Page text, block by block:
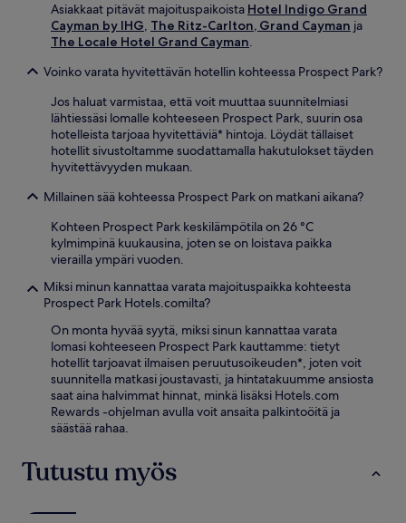
Asiakkaat pitävät majoituspaikoista Hotel Indigo Grand
Cayman by IHG, The Ritz-Carlton, Grand Cayman ja
The Locale Hotel Grand Cayman.
Voinko varata hyvitettävän hotellin kohteessa Prospect Park?
Jos haluat varmistaa, että voit muuttaa suunnitelmiasi
lähtiessäsi lomalle kohteeseen Prospect Park, suurin osa
hotelleista tarjoaa hyvitettäviä* hintoja. Löydät tällaiset
hotellit sivustoltamme suodattamalla hakutulokset täyden
hyvitettävyyden mukaan.
Millainen sää kohteessa Prospect Park on matkani aikana?
Kohteen Prospect Park keskilämpötila on 26 °C
kylmimpinä kuukausina, joten se on loistava paikka
vierailla ympäri vuoden.
Miksi minun kannattaa varata majoituspaikka kohteesta
Prospect Park Hotels.comilta?
On monta hyvää syytä, miksi sinun kannattaa varata
lomasi kohteeseen Prospect Park kauttamme: tietyt
hotellit tarjoavat ilmaisen peruutusoikeuden*, joten voit
suunnitella matkasi joustavasti, ja hintatakuumme ansiosta
saat aina halvimmat hinnat, minkä lisäksi Hotels.com
Rewards -ohjelman avulla voit ansaita palkintoöitä ja
säästää rahaa.
Tutustu myös